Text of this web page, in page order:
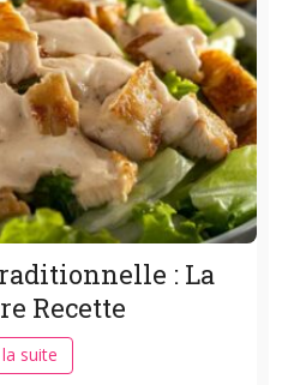
: La
Recette
suite